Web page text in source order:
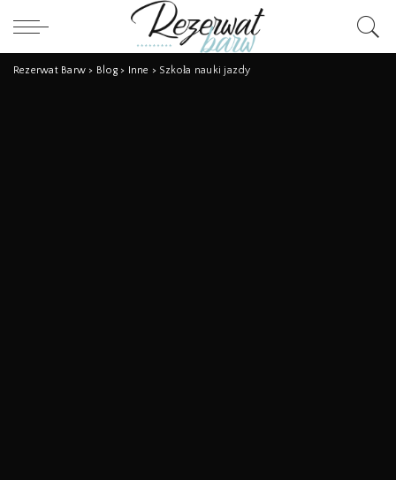
Rezerwat Barw > Blog> Inne > Szkoła nauki jazdy